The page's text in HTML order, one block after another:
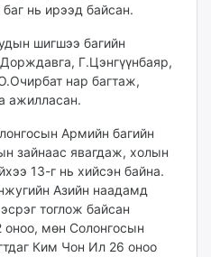
нь ирээд байсан.
шигшээ багийн
Г.Цэнгүүнбаяр,
нар багтаж,
ажилласан.
Армийн багийн
зайнаас явагдаж, холын
13-г нь хийсэн байна.
Азийн наадамд
тоглож байсан
оноо, мөн Солонгосын
Ким Чон Ил 26 оноо